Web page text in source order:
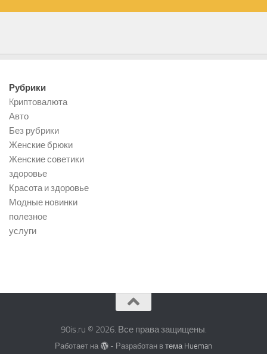
Рубрики
Kриптовалюта
Авто
Без рубрики
Женские брюки
Женские советики
здоровье
Красота и здоровье
Модные новинки
полезное
услуги
90is.ru © 2026. Все права защищены.
Работает на - Разработан в тема Hueman